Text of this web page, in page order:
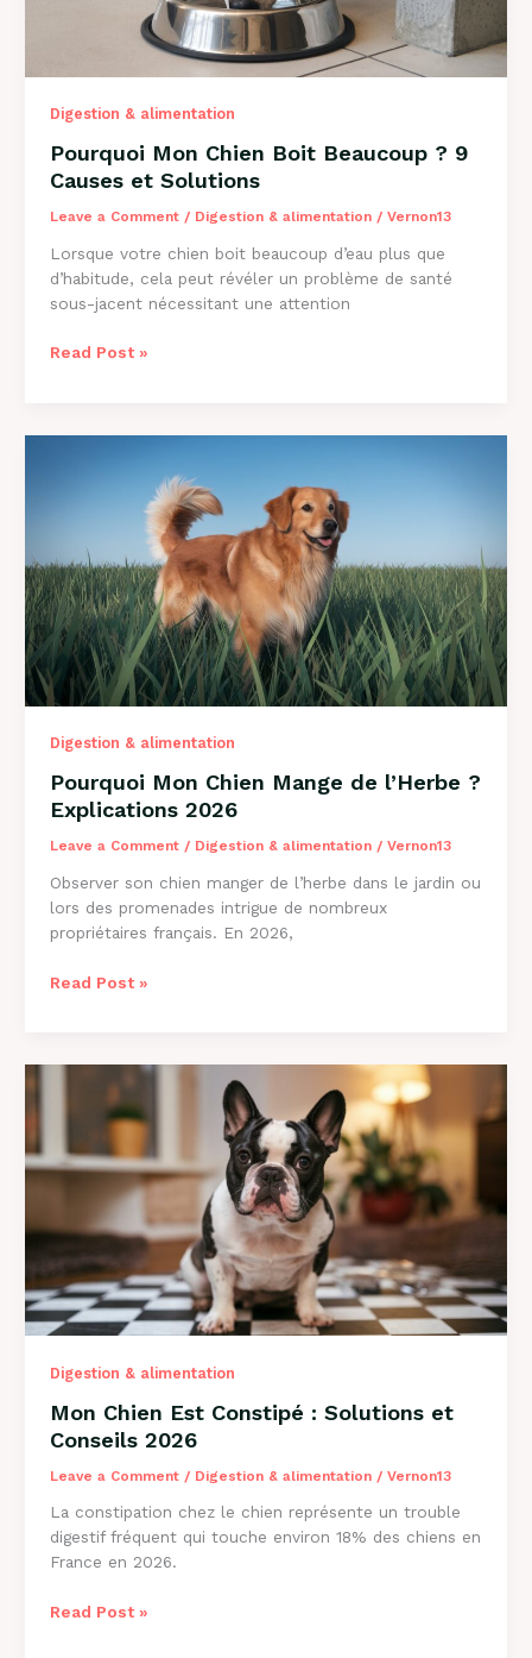
Digestion & alimentation
Pourquoi Mon Chien Boit Beaucoup ? 9
Causes et Solutions
Leave a Comment / Digestion & alimentation/ Vernon13
Lorsque votre chien boit beaucoup d’eau plus que
d’habitude, cela peut révéler un problème de santé
sous-jacent nécessitant une attention
Pourquoi
Solutions
Read Post »
Digestion & alimentation
Pourquoi Mon Chien Mange de l’Herbe ?
Explications 2026
Leave a Comment / Digestion & alimentation/ Vernon13
Observer son chien manger de l’herbe dans le jardin ou
lors des promenades intrigue de nombreux
propriétaires français. En 2026,
Pourquoi
l’Herbe
Explications
2026
Read Post »
Digestion & alimentation
Mon Chien Est Constipé : Solutions et
Conseils 2026
Leave a Comment / Digestion & alimentation/ Vernon13
La constipation chez le chien représente un trouble
digestif fréquent qui touche environ 18% des chiens en
France en 2026.
Mon
Read Post »